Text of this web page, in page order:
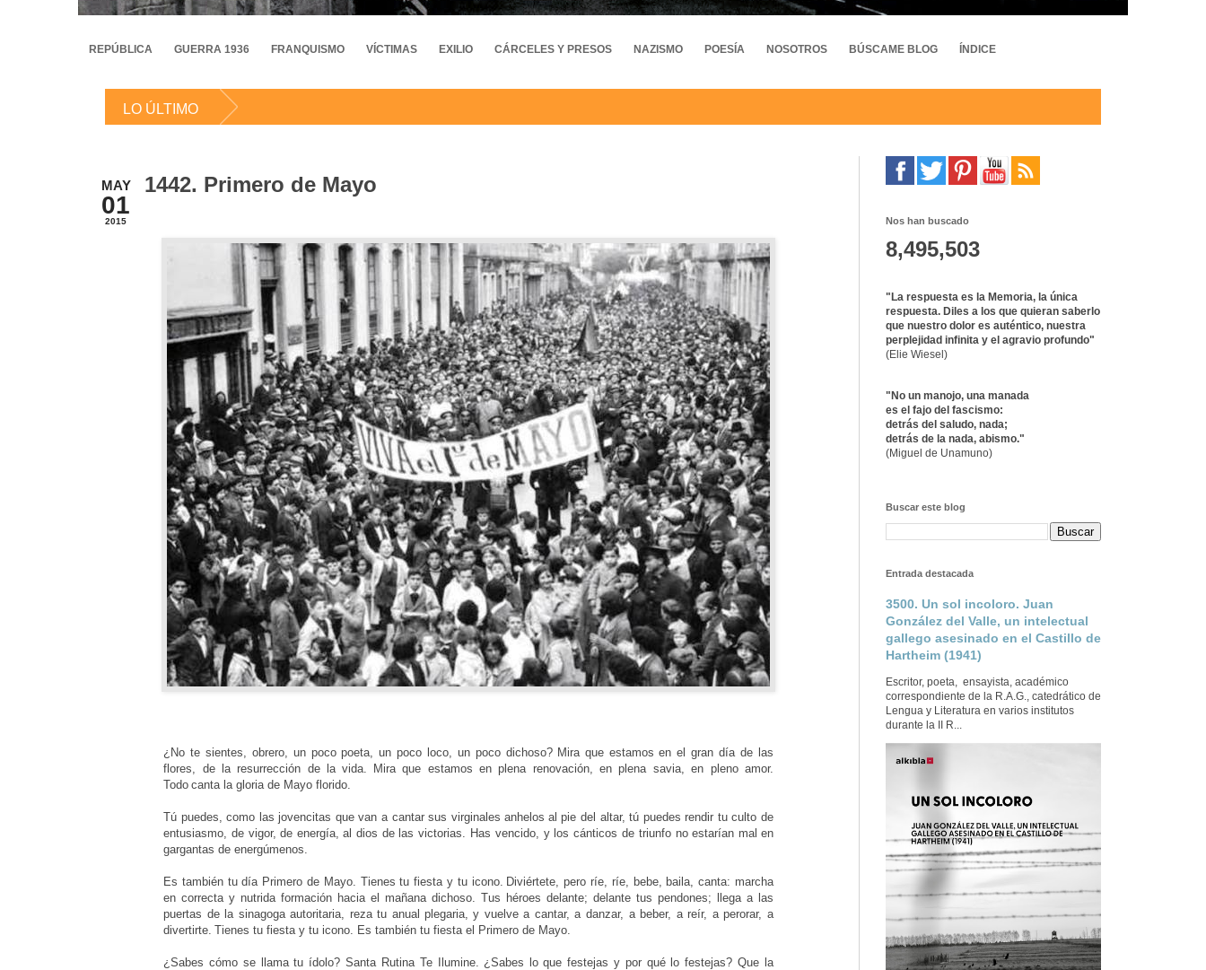
REPÚBLICA GUERRA 1936 FRANQUISMO VÍCTIMAS EXILIO CÁRCELES Y PRESOS NAZISMO POESÍA NOSOTROS BÚSCAME BLOG ÍNDICE
LO ÚLTIMO
MAY
01
2015
1442. Primero de Mayo
¿No te sientes, obrero, un poco poeta, un poco loco, un poco dichoso? Mira que estamos en el gran día de las
flores, de la resurrección de la vida.
Mira que estamos en plena renovación, en plena savia, en pleno amor.
Todo canta la gloria de Mayo florido.
Tú puedes, como las jovencitas que van a cantar sus virginales anhelos al pie del altar, tú puedes rendir tu culto de
entusiasmo, de vigor, de energía, al dios de las victorias. Has vencido, y los cánticos de triunfo no estarían mal en
gargantas de energúmenos.
Es también tu día Primero de Mayo. Tienes tu fiesta y tu icono. Diviértete, pero ríe, ríe, bebe, baila, canta: marcha
en correcta y nutrida formación hacia el mañana dichoso. Tus héroes delante; delante tus pendones; llega a las
puertas de la sinagoga autoritaria, reza tu anual plegaria, y vuelve a cantar, a danzar, a beber, a reír, a perorar, a
divertirte. Tienes tu fiesta y tu icono. Es también tu fiesta el Primero de Mayo.
¿Sabes cómo se llama tu ídolo? Santa Rutina Te Ilumine. ¿Sabes lo que festejas y por qué lo festejas? Que la
Nos han buscado
8,495,503
"La respuesta es la Memoria, la única
respuesta. Diles a los que quieran saberlo
que nuestro dolor es auténtico, nuestra
perplejidad infinita y el agravio profundo"
(Elie Wiesel)
"No un manojo, una manada
es el fajo del fascismo:
detrás del saludo, nada;
detrás de la nada, abismo."
(Miguel de Unamuno)
Buscar este blog
Entrada destacada
3500. Un sol incoloro. Juan
González del Valle, un intelectual
gallego asesinado en el Castillo de
Hartheim (1941)
Escritor, poeta, ensayista, académico
correspondiente de la R.A.G., catedrático de
Lengua y Literatura en varios institutos
durante la II R...